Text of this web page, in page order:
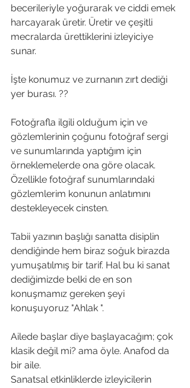
becerileriyle yoğurarak ve ciddi emek
harcayarak üretir. Üretir ve çeşitli
mecralarda ürettiklerini izleyiciye
sunar.
İşte konumuz ve zurnanın zırt dediği
yer burası. ??
Fotoğrafla ilgili olduğum için ve
gözlemlerinin çoğunu fotoğraf sergi
ve sunumlarında yaptığım için
örneklemelerde ona göre olacak.
Özellikle fotoğraf sunumlarındaki
gözlemlerim konunun anlatımını
destekleyecek cinsten.
Tabii yazının başlığı sanatta disiplin
dendiğinde hem biraz soğuk birazda
yumuşatılmış bir tarif. Hal bu ki sanat
dediğimizde belki de en son
konuşmamız gereken şeyi
konuşuyoruz "Ahlak ".
Ailede başlar diye başlayacağım; çok
klasik değil mi? ama öyle. Anafod da
bir aile.
Sanatsal etkinliklerde izleyicilerin